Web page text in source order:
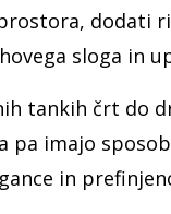
dodati
sloga in
tankih črt do
imajo
in